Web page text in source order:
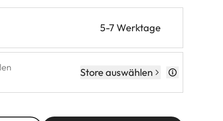
5-7 Werktage
Store auswählen